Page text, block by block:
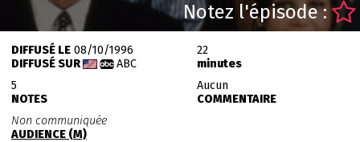
Notez l'épisode :
DIFFUSÉ LE08/10/1996
DIFFUSÉ SUR
ABC
22
minutes
5
NOTES
Aucun
COMMENTAIRE
Non communiquée
AUDIENCE (M)